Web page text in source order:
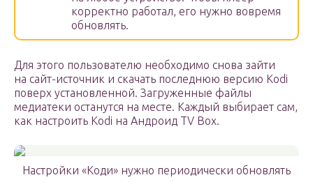
корректно работал, его нужно вовремя
обновлять.
Для этого пользователю необходимо снова зайти
на сайт-источник и скачать последнюю версию Kodi
поверх установленной. Загруженные файлы
медиатеки останутся на месте. Каждый выбирает сам,
как настроить Kodi на Андроид TV Box.
Настройки «Коди» нужно периодически обновлять